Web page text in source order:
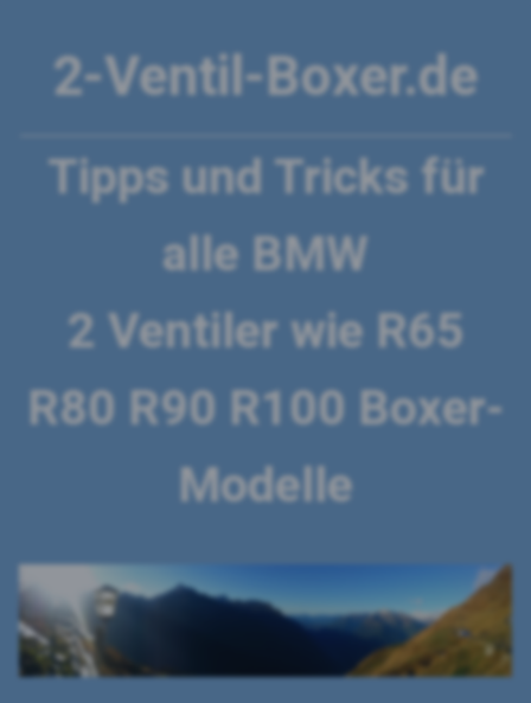
2-Ventil-Boxer.de
Tipps und Tricks für
alle BMW
2 Ventiler wie R65
R80 R90 R100 Boxer-
Modelle